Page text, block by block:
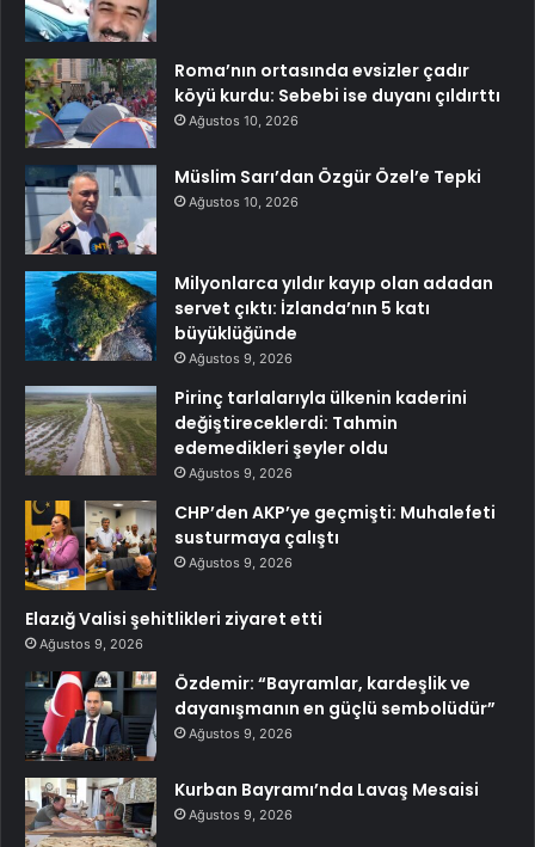
Roma’nın ortasında evsizler çadır
köyü kurdu: Sebebi ise duyanı çıldırttı
Ağustos 10, 2026
Müslim Sarı’dan Özgür Özel’e Tepki
Ağustos 10, 2026
Milyonlarca yıldır kayıp olan adadan
servet çıktı: İzlanda’nın 5 katı
büyüklüğünde
Ağustos 9, 2026
Pirinç tarlalarıyla ülkenin kaderini
değiştireceklerdi: Tahmin
edemedikleri şeyler oldu
Ağustos 9, 2026
CHP’den AKP’ye geçmişti: Muhalefeti
susturmaya çalıştı
Ağustos 9, 2026
Elazığ Valisi şehitlikleri ziyaret etti
Ağustos 9, 2026
Özdemir: “Bayramlar, kardeşlik ve
dayanışmanın en güçlü sembolüdür”
Ağustos 9, 2026
Kurban Bayramı’nda Lavaş Mesaisi
Ağustos 9, 2026